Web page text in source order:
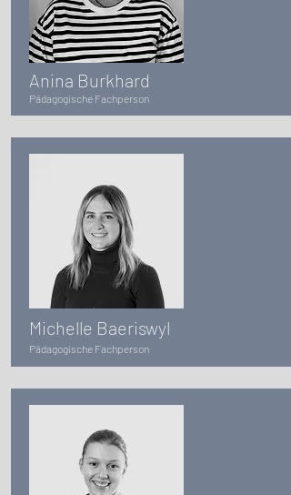
Anina Burkhard
Pädagogische Fachperson
Michelle Baeriswyl
Pädagogische Fachperson